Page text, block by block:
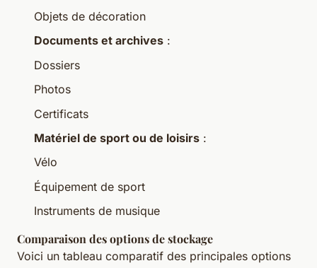
Objets de décoration
Documents et archives :
Dossiers
Photos
Certificats
Matériel de sport ou de loisirs :
Vélo
Équipement de sport
Instruments de musique
Comparaison des options de stockage
Voici un tableau comparatif des principales options